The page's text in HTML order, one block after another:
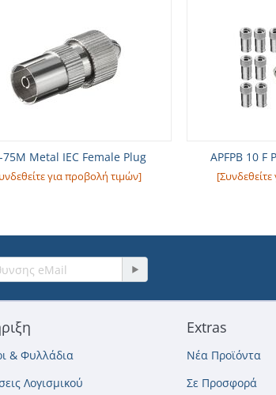
75M Metal IEC Female Plug
για προβολή τιμών]
APFPB 10
& Φυλλάδια
Λογισμικού
Extras
Νέα Προϊόντα
Σε Προσφορά